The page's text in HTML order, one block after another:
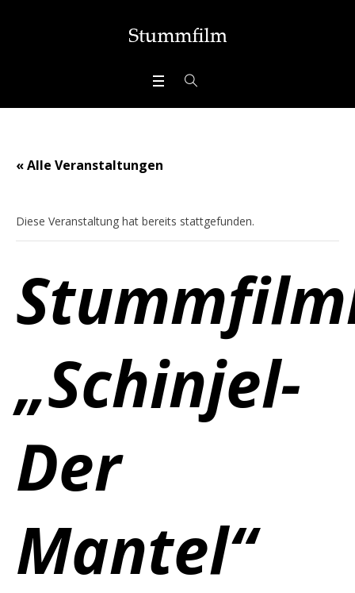
« Alle Veranstaltungen
Diese Veranstaltung hat bereits stattgefunden.
„Schinjel-
Der
Mantel“